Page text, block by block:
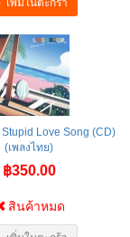
เพิ่มในตะกร้า
Love Song (CD)
(เพลงไทย)
฿350.00
สินค้าหมด